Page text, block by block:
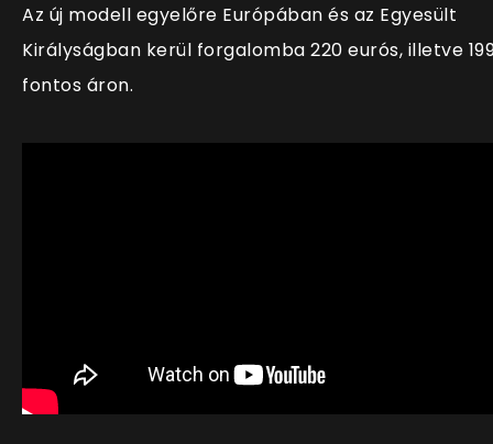
Az új modell egyelőre Európában és az Egyesült
Királyságban kerül forgalomba 220 eurós, illetve
fontos áron.